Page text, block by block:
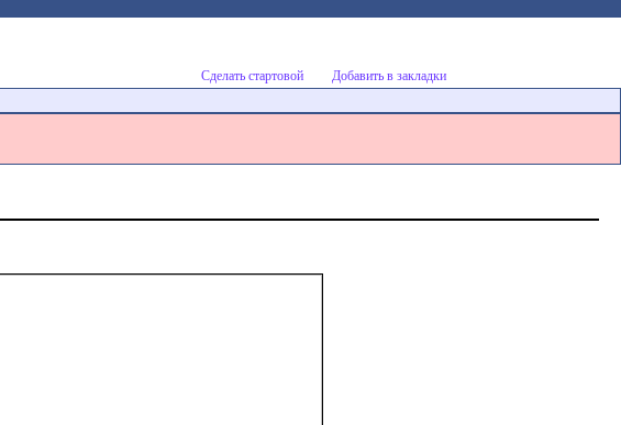
Сделать стартовой
Добавить в закладки